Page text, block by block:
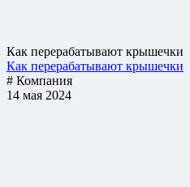
Как перерабатывают крышечки
Как перерабатывают крышечки
# Компания
14 мая 2024